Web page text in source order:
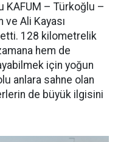
– Türkoğlu –
Ali Kayası
etti. 128 kilometrelik
hem de
için yoğun
anlara sahne olan
de büyük ilgisini